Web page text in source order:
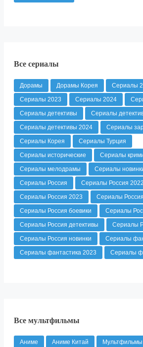
Все сериалы
Дорамы Дорамы Корея
Сериалы
Сериалы 2023
Сериалы 2024
Сериалы детективы
Сериалы
Сериалы детективы 2024
Сериалы
Сериалы Корея
Сериалы Турция
Сериалы исторические
Сериалы
Сериалы мелодрамы
Сериалы
Сериалы Россия
Сериалы Россия 2022
Сериалы Россия 2023
Сериалы
Сериалы Россия боевики
Сериалы
Сериалы Россия детективы
Сериалы
Сериалы Россия новинки
Сериалы
Сериалы фантастика 2023
Сериалы
Все мультфильмы
Аниме Аниме Китай
Мультфильмы